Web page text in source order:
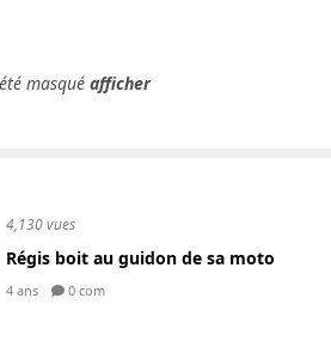
masqué afficher
4,130 vues
Régis boit au guidon de sa moto
4 ans 0 com